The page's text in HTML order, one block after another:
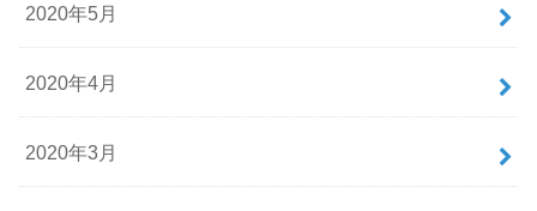
2020年5月
2020年4月
2020年3月